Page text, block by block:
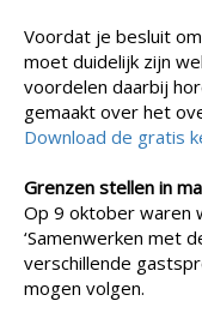
Voordat je besluit
moet duidelijk zijn
voordelen daarbij
gemaakt over het
Download de gratis
Grenzen stellen in
Op 9 oktober waren
‘Samenwerken met
verschillende
mogen volgen.